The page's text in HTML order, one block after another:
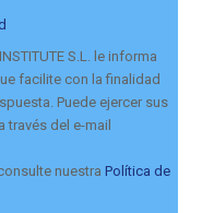
S.L. le informa
facilite con la finalidad
Puede ejercer sus
del e-mail
nuestra Política de